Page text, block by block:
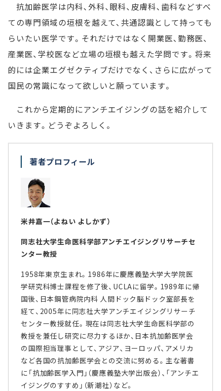
抗加齢医学は内科、外科、眼科、皮膚科、歯科などすべ
ての専門領域の垣根を越えて、共通認識として持っても
らいたい医学です。それだけではなく開業医、勤務医、
産業医、学校医など立場の垣根も越えた学問です。将来
的には企業エグゼクティブだけでなく、さらに広がって
国民の常識になって欲しいと願っています。
これから定期的にアンチエイジングの話を紹介して
いきます。どうぞよろしく。
著者プロフィール
米井嘉一（よねい よしかず）
同志社大学生命医科学部アンチエイジングリサーチセ
ンター教授
1958年東京生まれ。1986年に慶應義塾大学大学院医
学研究科博士課程を修了後、UCLAに留学。1989年に帰
国後、日本鋼管病院内科 人間ドック脳ドック室部長を
経て、2005年に同志社大学アンチエイジングリサーチ
センター教授就任。現在は同志社大学生命医科学部の
教授を兼任し研究に尽力するほか、日本抗加齢医学会
の国際担当理事として、アジア、ヨーロッパ、アメリカ
など各国の抗加齢医学会との交流に努める。主な著書
に「抗加齢医学入門」（慶應義塾大学出版会）、「アンチエ
イジングのすすめ」（新潮社）など。